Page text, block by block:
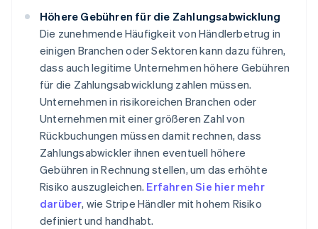
Höhere Gebühren für die Zahlungsabwicklung
Die zunehmende Häufigkeit von Händlerbetrug in
einigen Branchen oder Sektoren kann dazu führen,
dass auch legitime Unternehmen höhere Gebühren
für die Zahlungsabwicklung zahlen müssen.
Unternehmen in risikoreichen Branchen oder
Unternehmen mit einer größeren Zahl von
Rückbuchungen müssen damit rechnen, dass
Zahlungsabwickler ihnen eventuell höhere
Gebühren in Rechnung stellen, um das erhöhte
Risiko auszugleichen. Erfahren Sie hier mehr
darüber, wie Stripe Händler mit hohem Risiko
definiert und handhabt.